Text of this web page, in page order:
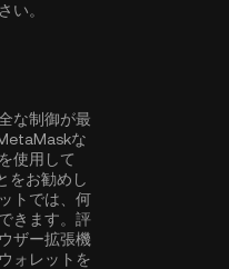
い。
な制御が最
な
使用して
をお勧めし
トでは、何
きます。評
ザー拡張機
ォレットを